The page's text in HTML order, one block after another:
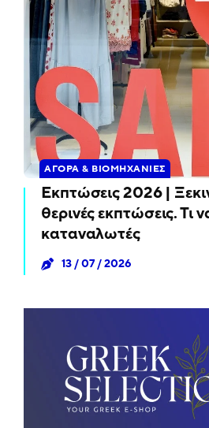
ΑΓΟΡΆ & ΒΙΟΜΗΧΑΝΊΕΣ
Εκπτώσεις 2026 |
θερινές εκπτώσεις. Τι
καταναλωτές
13 / 07 / 2026